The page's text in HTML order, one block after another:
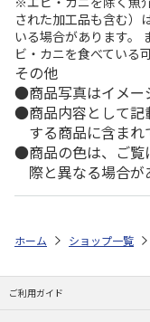
された加工品も含む）
いる場合があります。
ビ・カニを食べている
その他
商品写真はイメー
商品内容として
する商品に含まれ
商品の色は、ご
際と異なる場合が
ホーム ショップ一覧
ご利用ガイド